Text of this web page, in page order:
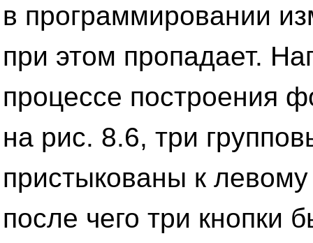
в программировании
при этом пропадает.
процессе построения
на рис. 8.6, три
пристыкованы к
после чего три кнопки